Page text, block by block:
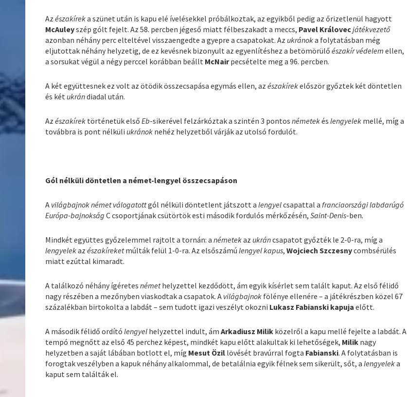
Azészakíreka szünet után is kapu elé ívelésekkel próbálkoztak, az egyikből pedig az őrizetlenül hagyott
McAuleyszép gólt fejelt. Az 58. percben jégeső miatt félbeszakadt a meccs, Pavel Královecjátékvezető
azonban néhány perc elteltével visszaengedte a gyepre a csapatokat. Az ukránoka folytatásban még
eljutottak néhány helyzetig, de ez kevésnek bizonyult az egyenlítéshez a betömörülőészakírvédelem ellen,
a sorsukat végül a négy perccel korábban beállt McNairpecsételte meg a 96. percben.
A két együttesnek ez volt az ötödik összecsapása egymás ellen, azészakírekelőször győztek két döntetlen
és két ukrándiadal után.
Azészakírek történetük elsőEb-sikerével felzárkóztak a szintén 3 pontosnémetekéslengyelek mellé, míg a
továbbra is pont nélküli ukránok nehéz helyzetből várják az utolsó fordulót.
Gól nélküli döntetlen a német-lengyel összecsapáson
A világbajnok német válogatottgól nélküli döntetlent játszott alengyelcsapattal afranciaországi labdarúgó
Európa-bajnokság C csoportjának csütörtök esti második fordulós mérkőzésén,Saint-Denis-ben.
Mindkét együttes győzelemmel rajtolt a tornán: anémetekaz ukráncsapatot győzték le 2-0-ra, míg a
lengyelekazészakíreketmúlták felül 1-0-ra. Az elsőszámúlengyel kapus,Wojciech Szczesnycombsérülés
miatt ezúttal kimaradt.
A találkozó néhány ígéretesnémethelyzettel kezdődött, ám egyik kísérlet sem talált kaput. Az első félidő
nagy részében a mezőnyben viaskodtak a csapatok. A világbajnok fölénye ellenére – a játékrészben közel 67
százalékban birtokolta a labdát – sem tudott igazi veszélyt okozni Lukasz Fabianski kapuja előtt.
A második félidő ordítólengyel helyzettel indult, ámArkadiusz Milik közelről a kapu mellé fejelte a labdát. A
tempó megnőtt az első 45 perchez képest, mindkét kapu előtt alakultak ki lehetőségek, Milik nagy
helyzetben a saját lábában botlott el, míg Mesut Özil lövését bravúrral fogta Fabianski. A folytatásban is
forogtak veszélyben a kapuk néhány alkalommal, de betalálnia egyik félnek sem sikerült, sőt, alengyeleka
kaput sem találták el.